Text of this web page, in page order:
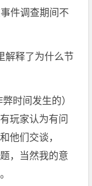
件调查期间不
解释了为什么节
时间发生的）
玩家认为有问
他们交谈，
，当然我的意